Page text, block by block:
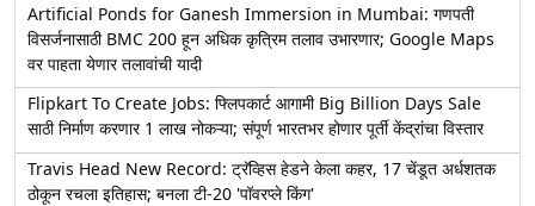
Artificial Ponds for Ganesh Immersion in Mumbai: गणपती
विसर्जनासाठी BMC 200 हून अधिक कृत्रिम तलाव उभारणार; Google Maps
वर पाहता येणार तलावांची यादी
Flipkart To Create Jobs: फ्लिपकार्ट आगामी Big Billion Days Sale
साठी निर्माण करणार 1 लाख नोकऱ्या; संपूर्ण भारतभर होणार पूर्ती केंद्रांचा विस्तार
Travis Head New Record: ट्रॅव्हिस हेडने केला कहर, 17 चेंडूत अर्धशतक
ठोकून रचला इतिहास; बनला टी-20 'पॉवरप्ले किंग'